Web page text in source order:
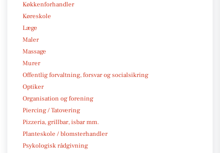
Køkkenforhandler
Køreskole
Læge
Maler
Massage
Murer
Offentlig forvaltning, forsvar og socialsikring
Optiker
Organisation og forening
Piercing / Tatovering
Pizzeria, grillbar, isbar mm.
Planteskole / blomsterhandler
Psykologisk rådgivning